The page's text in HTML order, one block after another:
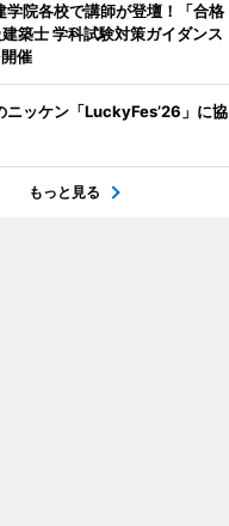
学院各校で講師が登壇！「合格
築士 学科試験対策ガイダンス
催
ニッケン「LuckyFes’26」に協
もっと見る